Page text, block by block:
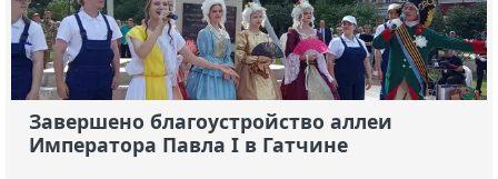
Завершено благоустройство аллеи
Императора Павла I в Гатчине